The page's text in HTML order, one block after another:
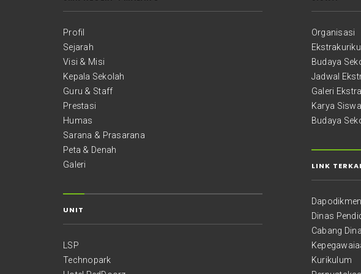
Profil
Sejarah
Visi & Misi
Kepala Sekolah
Guru & Staff
Prestasi
Humas
Sarana & Prasarana
Peta & Denah
Galeri
UNIT
LSP
Technopark
Organisasi
Budaya
Jadwal
Galeri
Karya Siswa
Budaya
LINK
Dapodikmen
Dinas
Cabang
Kurikulum